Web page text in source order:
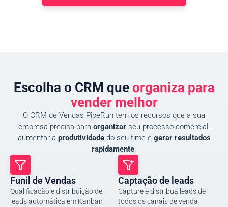
Escolha o CRM que organiza para
vender melhor
O CRM de Vendas PipeRun tem os recursos que a sua
empresa precisa para organizar seu processo comercial,
aumentar a produtividadedo seu time e gerar resultados
rapidamente.
Funil de Vendas
Qualificação e distribuição de
leads automática em Kanban
Captação de leads
Capture e distribua leads de
todos os canais de venda